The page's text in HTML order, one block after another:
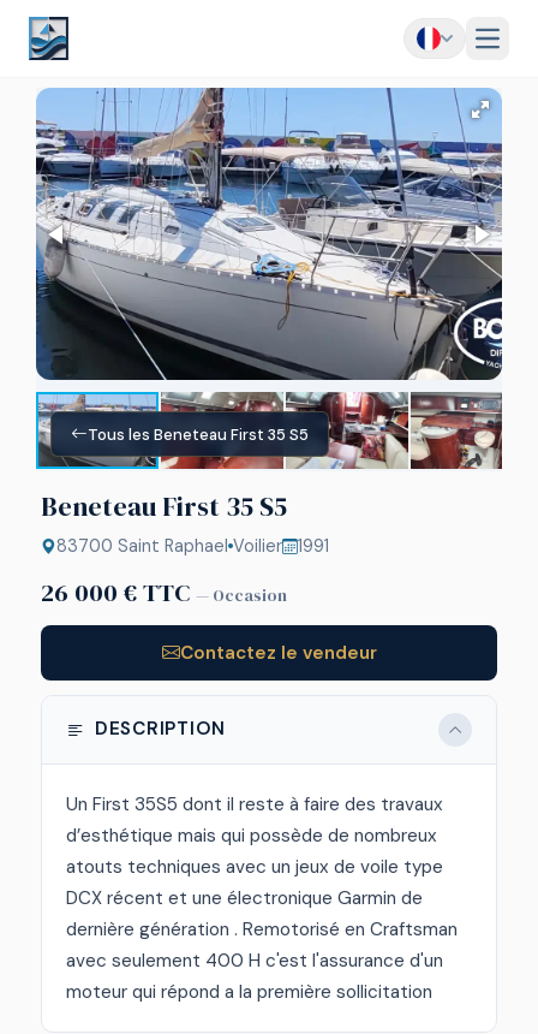
Menu
Tous les Beneteau First 35 S5
Beneteau First 35 S5
83700 Saint Raphael Voilier 1991
26 000 € TTC — Occasion
Contactez le vendeur
DESCRIPTION
Un First 35S5 dont il reste à faire des travaux
d’esthétique mais qui possède de nombreux
atouts techniques avec un jeux de voile type
DCX récent et une électronique Garmin de
dernière génération . Remotorisé en Craftsman
avec seulement 400 H c'est l'assurance d'un
moteur qui répond a la première sollicitation